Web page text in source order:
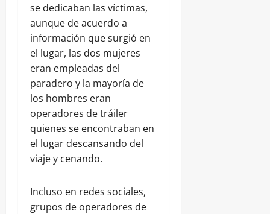
se dedicaban las víctimas,
aunque de acuerdo a
información que surgió en
el lugar, las dos mujeres
eran empleadas del
paradero y la mayoría de
los hombres eran
operadores de tráiler
quienes se encontraban en
el lugar descansando del
viaje y cenando.
Incluso en redes sociales,
grupos de operadores de